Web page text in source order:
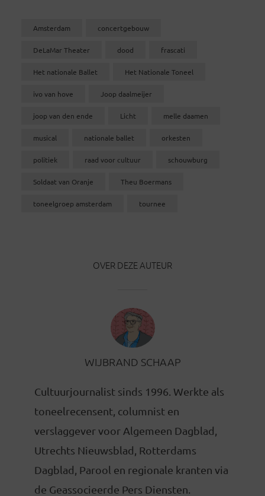
Amsterdam concertgebouw
DeLaMar Theater dood frascati
Het nationale Ballet Het Nationale Toneel
ivo van hove Joop daalmeijer
joop van den ende Licht melle daamen
musical nationale ballet orkesten
politiek raad voor cultuur schouwburg
Soldaat van Oranje Theu Boermans
toneelgroep amsterdam tournee
OVER DEZE AUTEUR
WIJBRAND SCHAAP
Cultuurjournalist sinds 1996. Werkte als
toneelrecensent, columnist en
verslaggever voor Algemeen Dagblad,
Utrechts Nieuwsblad, Rotterdams
Dagblad, Parool en regionale kranten via
de Geassocieerde Pers Diensten.